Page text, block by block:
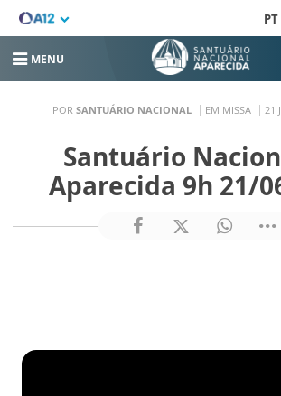
PT
MENU
POR SANTUÁRIO NACIONAL EM MISSA 21
Santuário
Aparecida 9h 21/